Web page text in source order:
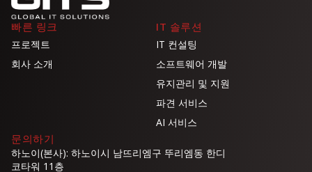
빠른 링크
프로젝트
회사 소개
IT 솔루션
IT 컨설팅
소프트웨어 개발
유지관리 및 지원
파견 서비스
AI 서비스
문의하기
하노이(본사): 하노이시 남뜨리엠구 뚜리엠동 한디
코타워 11층